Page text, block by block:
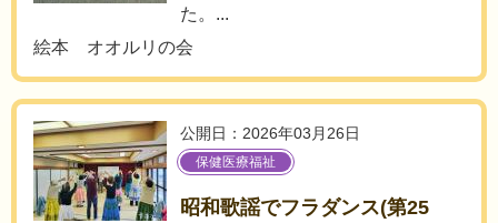
た。...
絵本 オオルリの会
公開日：2026年03月26日
保健医療福祉
昭和歌謡でフラダンス(第25